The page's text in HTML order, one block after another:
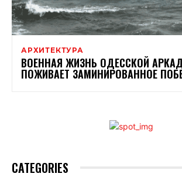
АРХИТЕКТУРА
ВОЕННАЯ ЖИЗНЬ ОДЕССКОЙ
ПОЖИВАЕТ ЗАМИНИРОВАННОЕ
CATEGORIES